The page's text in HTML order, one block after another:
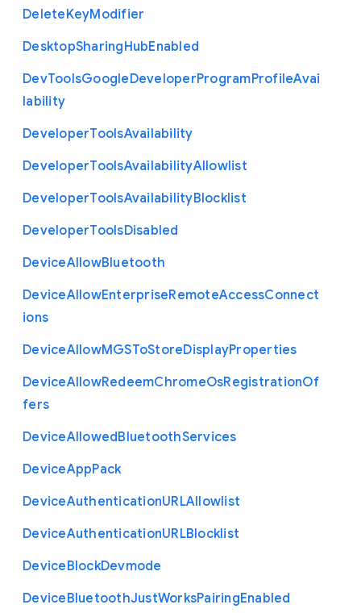
DeleteKeyModifier
DesktopSharingHubEnabled
DevToolsGoogleDeveloperProgramProfileAvai
lability
DeveloperToolsAvailability
DeveloperToolsAvailabilityAllowlist
DeveloperToolsAvailabilityBlocklist
DeveloperToolsDisabled
DeviceAllowBluetooth
DeviceAllowEnterpriseRemoteAccessConnect
ions
DeviceAllowMGSToStoreDisplayProperties
DeviceAllowRedeemChromeOsRegistrationOf
fers
DeviceAllowedBluetoothServices
DeviceAppPack
DeviceAuthenticationURLAllowlist
DeviceAuthenticationURLBlocklist
DeviceBlockDevmode
DeviceBluetoothJustWorksPairingEnabled